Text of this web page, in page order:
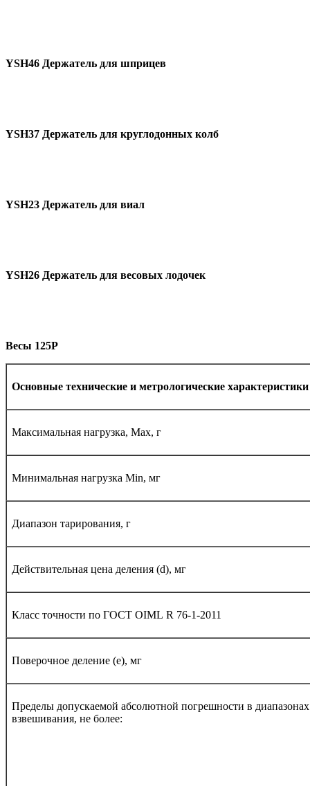
YSH46 Держатель для шприцев
YSH37 Держатель для круглодонных колб
YSH23 Держатель для виал
YSH26 Держатель для весовых лодочек
Весы 125P
Основные технические и метрологические
Максимальная нагрузка, Max, г
Минимальная нагрузка Мin, мг
Диапазон тарирования, г
Действительная цена деления (d), мг
Класс точности по ГОСТ OIML R 76-1-2011
Поверочное деление (е), мг
Пределы допускаемой абсолютной погрешности в диапазонах
взвешивания, не более: